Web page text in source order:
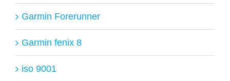
Garmin Forerunner
Garmin fenix 8
iso 9001